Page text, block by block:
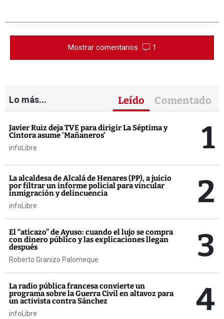
Mostrar comentarios 1
Lo más... Leído Comentado
Javier Ruiz deja TVE para dirigir La Séptima y
Cintora asume 'Mañaneros'
infoLibre 1
La alcaldesa de Alcalá de Henares (PP), a juicio
por filtrar un informe policial para vincular
inmigración y delincuencia
infoLibre 2
El “aticazo” de Ayuso: cuando el lujo se compra
con dinero público y las explicaciones llegan
después
Roberto Granizo Palomeque 3
La radio pública francesa convierte un
programa sobre la Guerra Civil en altavoz para
un activista contra Sánchez
infoLibre 4